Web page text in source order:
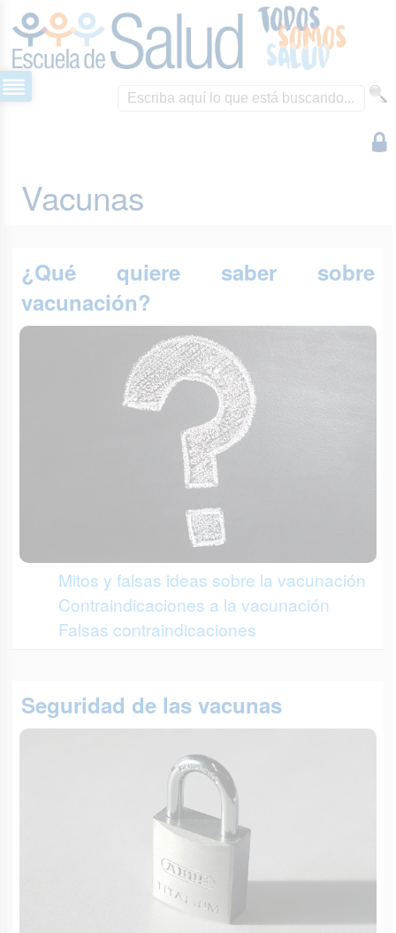
Vacunas
¿Qué quiere saber sobre
vacunación?
Mitos y falsas ideas sobre la vacunación
Contraindicaciones a la vacunación
Falsas contraindicaciones
Seguridad de las vacunas